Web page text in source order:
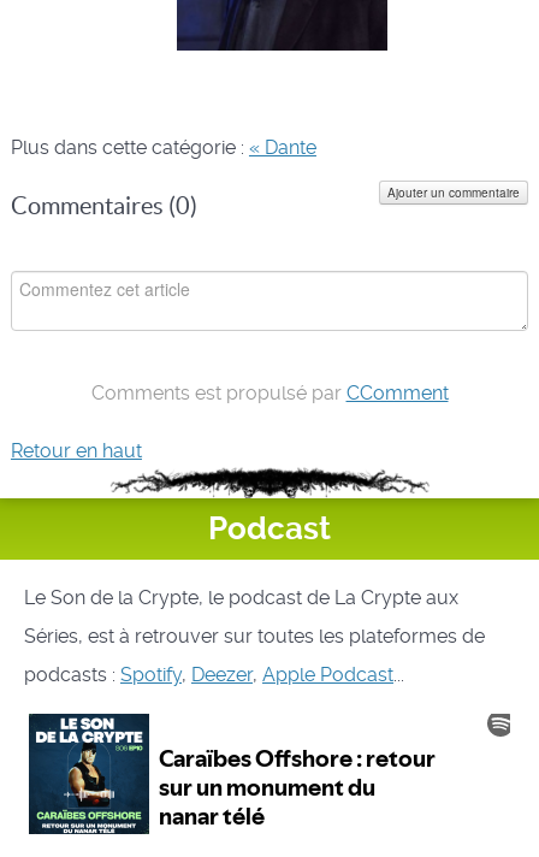
Plus dans cette catégorie : « Dante
Commentaires (0)
Ajouter un commentaire
Comments est propulsé par CComment
Retour en haut
Podcast
Le Son de la Crypte, le podcast de La Crypte aux
Séries, est à retrouver sur toutes les plateformes de
podcasts : Spotify, Deezer, Apple Podcast